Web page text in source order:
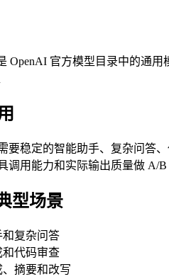
OpenAI 官方模型目录中的通
要稳定的智能助手、复杂问答
调用能力和实际输出质量做 A/B
型场景
和复杂问答
和代码审查
、摘要和改写